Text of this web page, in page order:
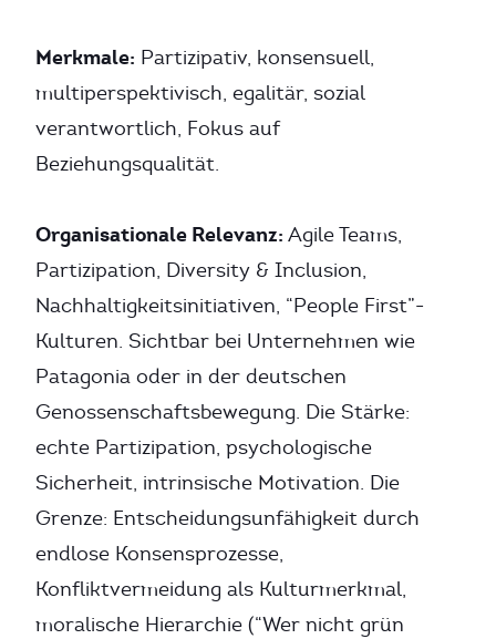
Merkmale: Partizipativ, konsensuell,
multiperspektivisch, egalitär, sozial
verantwortlich, Fokus auf
Beziehungsqualität.
Organisationale Relevanz: Agile Teams,
Partizipation, Diversity & Inclusion,
Nachhaltigkeitsinitiativen, “People First”-
Kulturen. Sichtbar bei Unternehmen wie
Patagonia oder in der deutschen
Genossenschaftsbewegung. Die Stärke:
echte Partizipation, psychologische
Sicherheit, intrinsische Motivation. Die
Grenze: Entscheidungsunfähigkeit durch
endlose Konsensprozesse,
Konfliktvermeidung als Kulturmerkmal,
moralische Hierarchie (“Wer nicht grün